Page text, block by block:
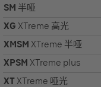
SM 半哑
XG XTreme 高光
XMSM XTreme 半哑
XPSM XTreme plus
XTXTreme 哑光